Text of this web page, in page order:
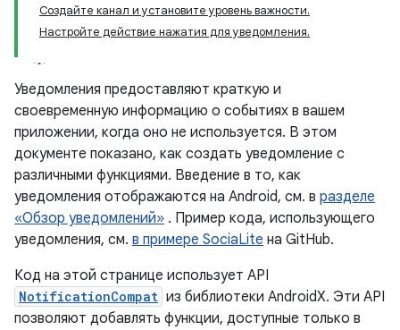
Создайте канал и установите уровень важности.
Настройте действие нажатия для уведомления.
Уведомления предоставляют краткую и
своевременную информацию о событиях в вашем
приложении, когда оно не используется. В этом
документе показано, как создать уведомление с
различными функциями. Введение в то, как
уведомления отображаются на Android, см. в разделе
«Обзор уведомлений» . Пример кода, использующего
уведомления, см. в примере SociaLite на GitHub.
Код на этой странице использует API
NotificationCompat из библиотеки AndroidX. Эти API
позволяют добавлять функции, доступные только в